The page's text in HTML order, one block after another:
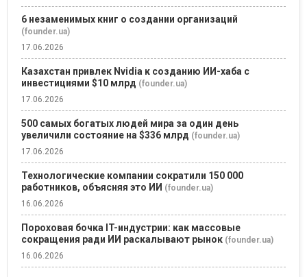
6 незаменимых книг о создании организаций
(founder.ua)
17.06.2026
Казахстан привлек Nvidia к созданию ИИ-хаба с
инвестициями $10 млрд (founder.ua)
17.06.2026
500 самых богатых людей мира за один день
увеличили состояние на $336 млрд (founder.ua)
17.06.2026
Технологические компании сократили 150 000
работников, объясняя это ИИ (founder.ua)
16.06.2026
Пороховая бочка IT-индустрии: как массовые
сокращения ради ИИ раскалывают рынок (founder.ua)
16.06.2026